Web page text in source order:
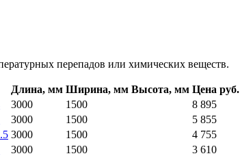
перепадов или химических веществ.
Длина, мм Ширина, мм Высота, мм Цена руб.
3000 1500
8 895
3000 1500
5 855
3000 1500
4 755
3000 1500
3 610